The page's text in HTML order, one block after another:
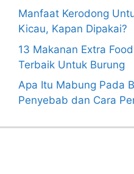
Manfaat Kerodong
Kicau, Kapan Dipakai?
13 Makanan Extra
Terbaik Untuk Burung
Apa Itu Mabung Pada
Penyebab dan Cara